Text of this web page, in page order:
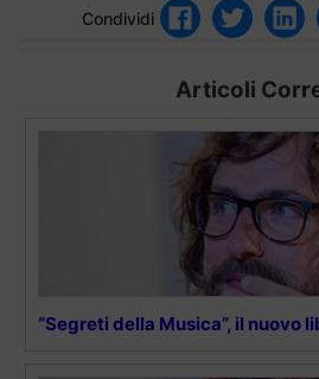
Condividi
Articoli
“Segreti della Musica”, il nuovo